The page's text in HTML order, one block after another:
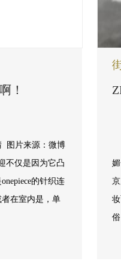
！
图片来源：微博
不仅是因为它凸
的针织连
在室内是，单